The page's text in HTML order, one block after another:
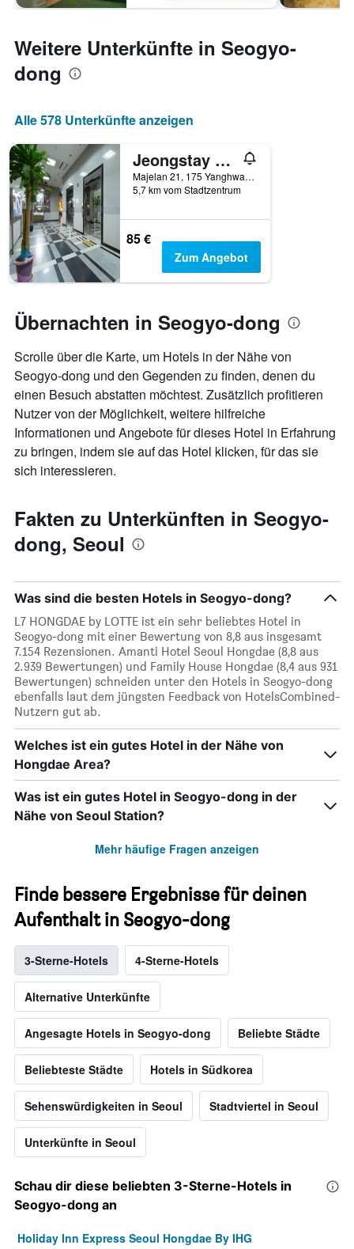
Weitere Unterkünfte in Seogyo-
dong
Alle 578 Unterkünfte anzeigen
Jeongstay Hostel
Majelan 21, 175 Yanghwa-ro, Mapo-gu, Seoul, Südkorea
5,7 km vom Stadtzentrum
85 €
Zum Angebot
Übernachten in Seogyo-dong
Scrolle über die Karte, um Hotels in der Nähe von
Seogyo-dong und den Gegenden zu finden, denen du
einen Besuch abstatten möchtest. Zusätzlich profitieren
Nutzer von der Möglichkeit, weitere hilfreiche
Informationen und Angebote für dieses Hotel in Erfahrung
zu bringen, indem sie auf das Hotel klicken, für das sie
sich interessieren.
Fakten zu Unterkünften in Seogyo-
dong, Seoul
Was sind die besten Hotels in Seogyo-dong?
L7 HONGDAE by LOTTE ist ein sehr beliebtes Hotel in
Seogyo-dong mit einer Bewertung von 8,8 aus insgesamt
7.154 Rezensionen. Amanti Hotel Seoul Hongdae (8,8 aus
2.939 Bewertungen) und Family House Hongdae (8,4 aus 931
Bewertungen) schneiden unter den Hotels in Seogyo-dong
ebenfalls laut dem jüngsten Feedback von HotelsCombined-
Nutzern gut ab.
Welches ist ein gutes Hotel in der Nähe von
Hongdae Area?
Was ist ein gutes Hotel in Seogyo-dong in der
Nähe von Seoul Station?
Mehr häufige Fragen anzeigen
Finde bessere Ergebnisse für deinen
Aufenthalt in Seogyo-dong
3-Sterne-Hotels 4-Sterne-Hotels
Alternative Unterkünfte
Angesagte Hotels in Seogyo-dong Beliebte Städte
Beliebteste Städte Hotels in Südkorea
Sehenswürdigkeiten in Seoul Stadtviertel in Seoul
Unterkünfte in Seoul
Schau dir diese beliebten 3-Sterne-Hotels in
Seogyo-dong an
Holiday Inn Express Seoul Hongdae By IHG